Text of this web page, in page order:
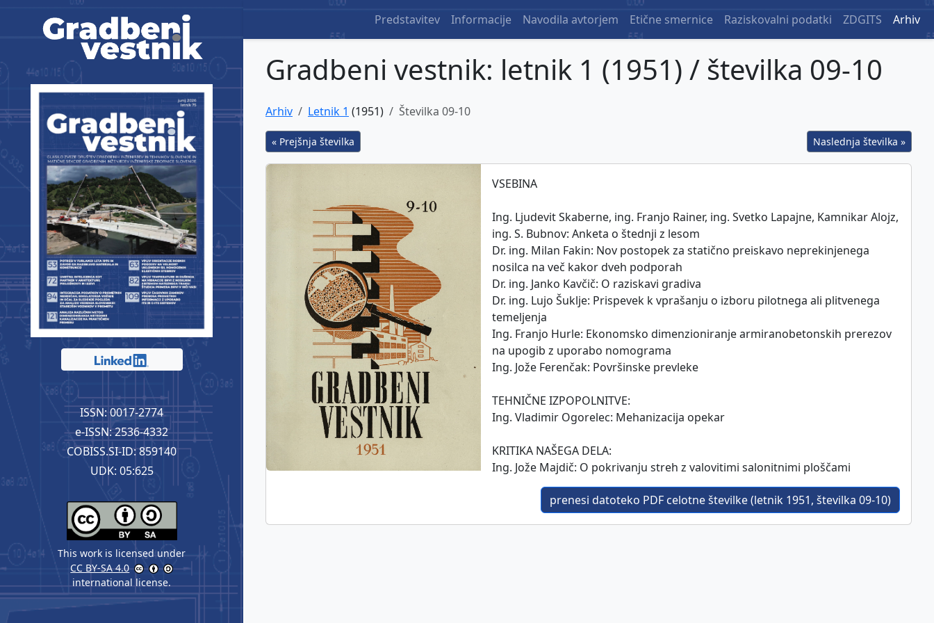
Predstavitev Informacije Navodila avtorjem Etične smernice Raziskovalni podatki ZDGITS Arhiv
Gradbeni vestnik
ISSN: 0017-2774
e-ISSN: 2536-4332
COBISS.SI-ID: 859140
UDK: 05:625
This work is licensed under
CC BY-SA 4.0
international license.
Gradbeni vestnik: letnik 1 (1951) / številka 09-10
Arhiv Letnik 1 (1951) Številka 09-10
« Prejšnja številka Naslednja številka »
VSEBINA
Ing. Ljudevit Skaberne, ing. Franjo Rainer, ing. Svetko Lapajne, Kamnikar Alojz,
ing. S. Bubnov: Anketa o štednji z lesom
Dr. ing. Milan Fakin: Nov postopek za statično preiskavo neprekinjenega
nosilca na več kakor dveh podporah
Dr. ing. Janko Kavčič: O raziskavi gradiva
Dr. ing. Lujo Šuklje: Prispevek k vprašanju o izboru pilotnega ali plitvenega
temeljenja
Ing. Franjo Hurle: Ekonomsko dimenzioniranje armiranobetonskih prerezov
na upogib z uporabo nomograma
Ing. Jože Ferenčak: Površinske prevleke
TEHNIČNE IZPOPOLNITVE:
Ing. Vladimir Ogorelec: Mehanizacija opekar
KRITIKA NAŠEGA DELA:
Ing. Jože Majdič: O pokrivanju streh z valovitimi salonitnimi ploščami
prenesi datoteko PDF celotne številke (letnik 1951, številka 09-10)